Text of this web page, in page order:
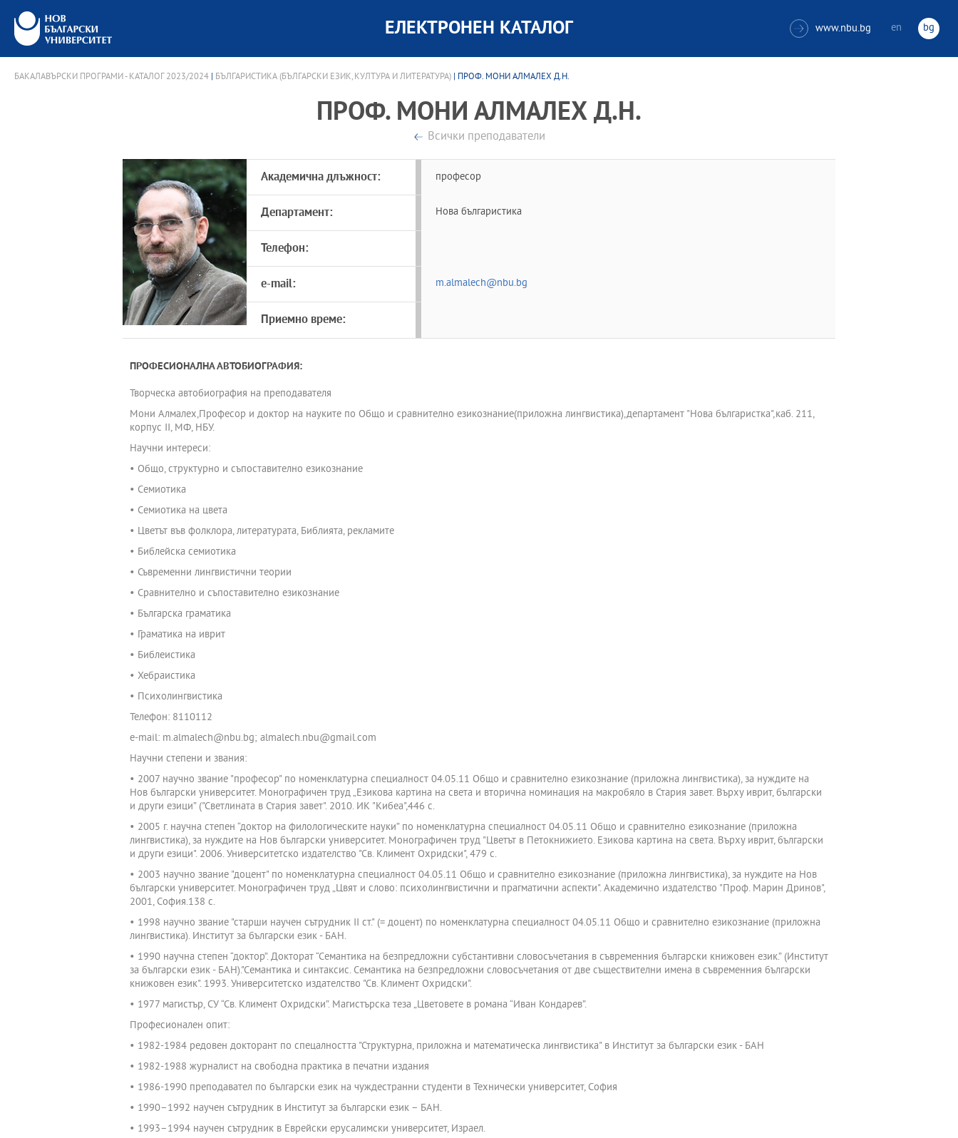
ЕЛЕКТРОНЕН КАТАЛОГ  www.nbu.bg en bg
БАКАЛАВЪРСКИ ПРОГРАМИ - КАТАЛОГ 2023/2024 БЪЛГАРИСТИКА (БЪЛГАРСКИ ЕЗИК, КУЛТУРА И ЛИТЕРАТУРА) | ПРОФ. МОНИ АЛМАЛЕХ Д.Н.
ПРОФ. МОНИ АЛМАЛЕХ Д.Н.
Всички преподаватели
Академична длъжност: професор
Департамент: Нова българистика
Телефон:
e-mail: m.almalech@nbu.bg
Приемно време:
ПРОФЕСИОНАЛНА АВТОБИОГРАФИЯ:
Творческа автобиография на преподавателя
Мони Алмалех,Професор и доктор на науките по Общо и сравнително езикознание(приложна лингвистика),департамент "Нова българистка",каб. 211,
корпус II, МФ, НБУ.
Научни интереси:
• Общо, структурно и съпоставително езикознание
• Семиотика
• Семиотика на цвета
• Цветът във фолклора, литературата, Библията, рекламите
• Библейска семиотика
• Съвременни лингвистични теории
• Сравнително и съпоставително езикознание
• Българска граматика
• Граматика на иврит
• Библеистика
• Хебраистика
• Психолингвистика
Телефон: 8110112
e-mail: m.almalech@nbu.bg; almalech.nbu@gmail.com
Научни степени и звания:
• 2007 научно звание "професор" по номенклатурна специалност 04.05.11 Общо и сравнително езикознание (приложна лингвистика), за нуждите на
Нов български университет. Монографичен труд „Езикова картина на света и вторична номинация на макробяло в Стария завет. Върху иврит, български
и други езици” ("Светлината в Стария завет". 2010. ИК "Кибеа",446 с.
• 2005 г. научна степен “доктор на филологическите науки” по номенклатурна специалност 04.05.11 Общо и сравнително езикознание (приложна
лингвистика), за нуждите на Нов български университет. Монографичен труд "Цветът в Петокнижието. Езикова картина на света. Върху иврит, български
и други езици". 2006. Университетско издателство "Св. Климент Охридски", 479 с.
• 2003 научно звание "доцент" по номенклатурна специалност 04.05.11 Общо и сравнително езикознание (приложна лингвистика), за нуждите на Нов
български университет. Монографичен труд „Цвят и слово: психолингвистични и прагматични аспекти". Академично издателство "Проф. Марин Дринов",
2001, София.138 с.
• 1998 научно звание "старши научен сътрудник ІІ ст." (= доцент) по номенклатурна специалност 04.05.11 Общо и сравнително езикознание (приложна
лингвистика). Институт за български език - БАН.
• 1990 научна степен “доктор”. Докторат “Семантика на безпредложни субстантивни словосъчетания в съвременния български книжовен език.” (Институт
за български език - БАН)."Семантика и синтаксис. Семантика на безпредложни словосъчетания от две съществителни имена в съвременния български
книжовен език". 1993. Университетско издателство "Св. Климент Охридски".
• 1977 магистър, СУ “Св. Климент Охридски”. Магистърска теза „Цветовете в романа “Иван Кондарев”.
Професионален опит:
• 1982-1984 редовен докторант по спецалността "Структурна, приложна и математическа лингвистика" в Институт за български език - БАН
• 1982-1988 журналист на свободна практика в печатни издания
• 1986-1990 преподавател по български език на чуждестранни студенти в Технически университет, София
• 1990–1992 научен сътрудник в Институт за български език – БАН.
• 1993–1994 научен сътрудник в Еврейски ерусалимски университет, Израел.